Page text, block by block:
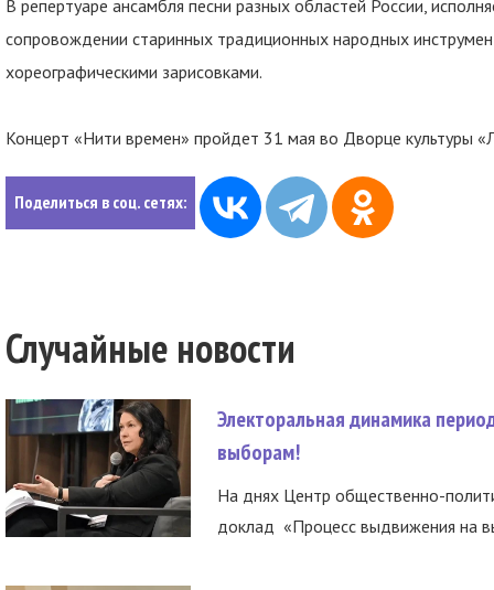
В репертуаре ансамбля песни разных областей России,
сопровождении старинных традиционных народных
хореографическими зарисовками.
Концерт «Нити времен» пройдет 31 мая во Дворце культуры
Поделиться в соц. сетях:
Случайные новости
Электоральная динамика
выборам!
На днях Центр общественно-
доклад «Процесс выдвижения на